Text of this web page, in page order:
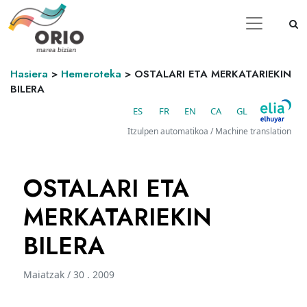
Hasiera > Hemeroteka > OSTALARI ETA MERKATARIEKIN
BILERA
ES FR EN CA GL
Itzulpen automatikoa / Machine translation
OSTALARI ETA
MERKATARIEKIN
BILERA
Maiatzak / 30 . 2009